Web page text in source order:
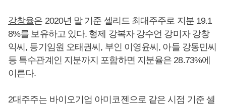
강창율은 2020년 말 기준 셀리드 최대주주로 지분 19.1
8%를 보유하고 있다. 형제 강복자 강수언 강미자 강창
익씨, 등기임원 오태권씨, 부인 이영윤씨, 아들 강동민씨
등 특수관계인 지분까지 포함하면 지분율은 28.73%에
이른다.
2대주주는 바이오기업 아미코젠으로 같은 시점 기준 셀